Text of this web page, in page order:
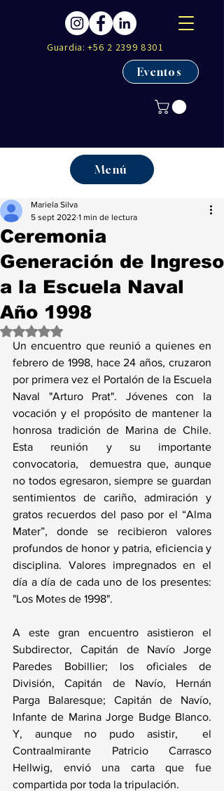
Guardia:+56 2 2399 8301
Eventos
Menú
Ceremonia
Generación de Ingreso
a la Escuela Naval
Año 1998
Mariela Silva
5 sept 2022 1 min de lectura
Obtuvo NaN de 5 estrellas.
Un encuentro que reunió a quienes en
febrero de 1998, hace 24 años, cruzaron
por primera vez el Portalón de la Escuela
Naval "Arturo Prat". Jóvenes con la
vocación y el propósito de mantener la
honrosa tradición de Marina de Chile.
Esta reunión y su importante
convocatoria,  demuestra que, aunque
no todos egresaron, siempre se guardan
sentimientos de cariño, admiración y
gratos recuerdos del paso por el “Alma
Mater”, donde se recibieron valores
profundos de honor y patria, eficiencia y
disciplina. Valores impregnados en el
día a día de cada uno de los presentes:
"Los Motes de 1998".
A este gran encuentro asistieron el
Subdirector, Capitán de Navío Jorge
Paredes Bobillier; los oficiales de
División, Capitán de Navío, Hernán
Parga Balaresque; Capitán de Navío,
Infante de Marina Jorge Budge Blanco.
Y, aunque no pudo asistir,  el
Contraalmirante Patricio Carrasco
Hellwig, envió una carta que fue
compartida por toda la tripulación.